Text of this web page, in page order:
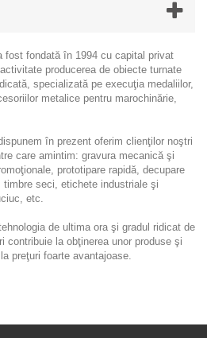
fost fondată în 1994 cu capital privat
producerea de obiecte turnate
specializată pe execuţia medaliilor,
metalice pentru marochinărie,
în prezent oferim clienţilor noştri
care amintim: gravura mecanică şi
prototipare rapidă, decupare
seci, etichete industriale şi
etc.
de ultima ora şi gradul ridicat de
contribuie la obţinerea unor produse şi
preţuri foarte avantajoase.